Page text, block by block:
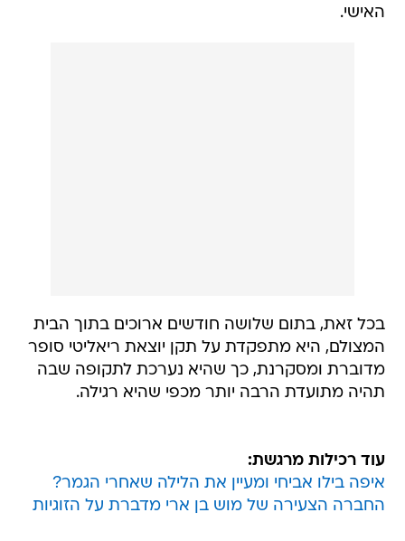
האישי.
בכל זאת, בתום שלושה חודשים ארוכים בתוך הבית
המצולם, היא מתפקדת על תקן יוצאת ריאליטי סופר
מדוברת ומסקרנת, כך שהיא נערכת לתקופה שבה
תהיה מתועדת הרבה יותר מכפי שהיא רגילה.
עוד רכילות מרגשת:
איפה בילו אביחי ומעיין את הלילה שאחרי הגמר?
החברה הצעירה של מוש בן ארי מדברת על הזוגיות